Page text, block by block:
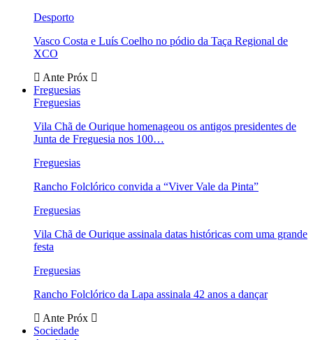
Desporto
Vasco Costa e Luís Coelho no pódio da Taça Regional de
XCO
Ante Próx
Freguesias
Freguesias
Vila Chã de Ourique homenageou os antigos presidentes de
Junta de Freguesia nos 100…
Freguesias
Rancho Folclórico convida a “Viver Vale da Pinta”
Freguesias
Vila Chã de Ourique assinala datas históricas com uma grande
festa
Freguesias
Rancho Folclórico da Lapa assinala 42 anos a dançar
Ante Próx
Sociedade